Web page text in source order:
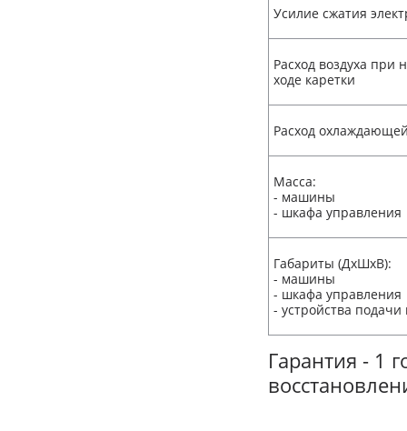
Усилие сжатия
Расход воздуха
ходе каретки
Расход
Масса:
- машины
- шкафа управления
Габариты (ДхШхВ):
- машины
- шкафа управления
- устройства
Гарантия - 1